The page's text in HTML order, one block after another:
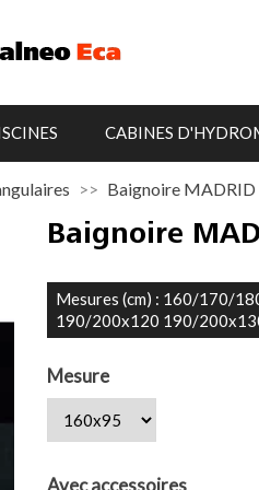
CABINES
Baignoire MADRID
Baignoire
Mesures (cm) : 160/170/
190/200x120 190/
Mesure
Avec accessoires